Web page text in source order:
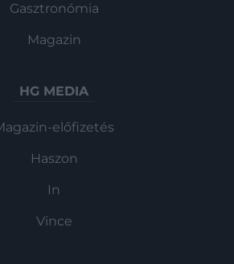
Gasztronómia
Magazin
HG MEDIA
előfizetés
Haszon
In
Vince